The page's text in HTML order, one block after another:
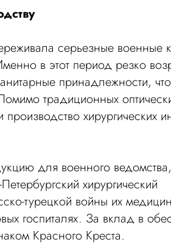
серьезные военные
в этот период резко
принадлежности,
традиционных
хирургических
для военного
хирургический
турецкой войны их
госпиталях. За вклад в
Красного Креста.